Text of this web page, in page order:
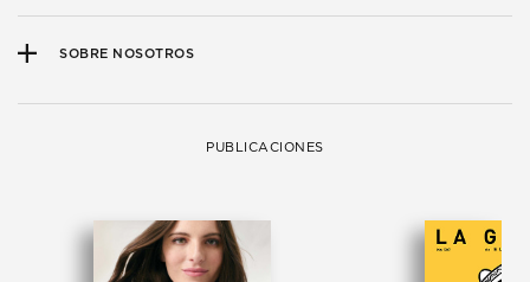
SOBRE NOSOTROS
PUBLICACIONES